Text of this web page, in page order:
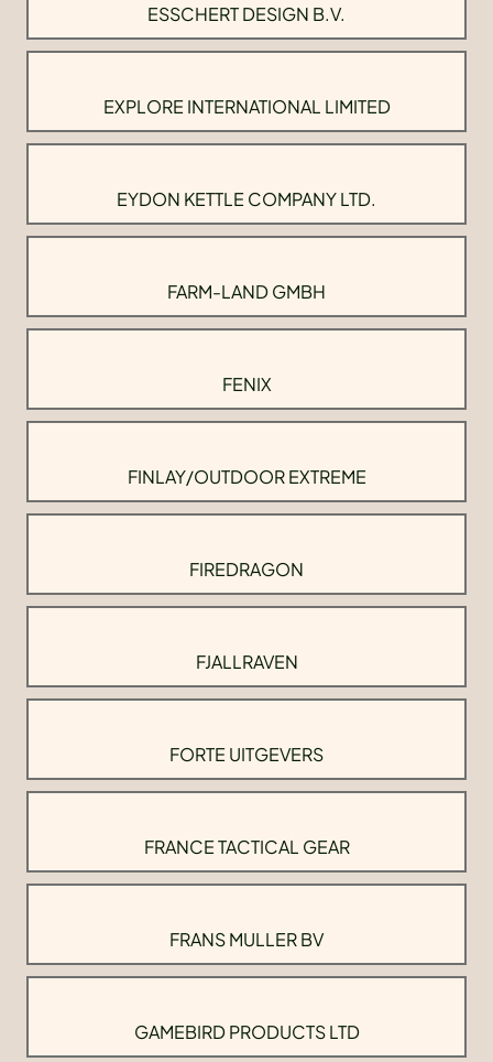
ESSCHERT DESIGN B.V.
EXPLORE INTERNATIONAL LIMITED
EYDON KETTLE COMPANY LTD.
FARM-LAND GMBH
FENIX
FINLAY/OUTDOOR EXTREME
FIREDRAGON
FJALLRAVEN
FORTE UITGEVERS
FRANCE TACTICAL GEAR
FRANS MULLER BV
GAMEBIRD PRODUCTS LTD